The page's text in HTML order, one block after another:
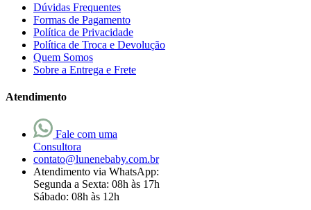
Dúvidas Frequentes
Formas de Pagamento
Política de Privacidade
Política de Troca e Devolução
Quem Somos
Sobre a Entrega e Frete
Atendimento
Fale com uma
Consultora
contato@lunenebaby.com.br
Atendimento via WhatsApp:
Segunda a Sexta: 08h às 17h
Sábado: 08h às 12h